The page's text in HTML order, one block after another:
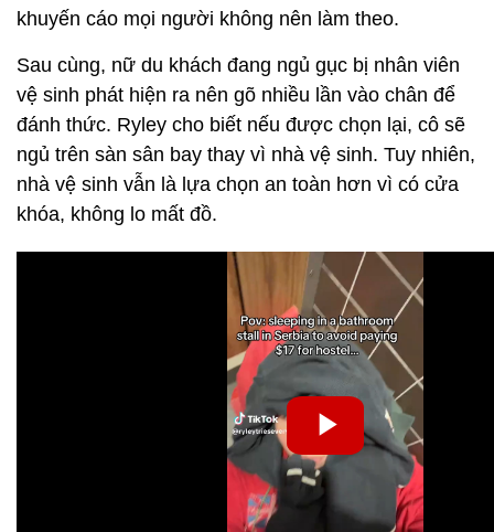
khuyến cáo mọi người không nên làm theo.
Sau cùng, nữ du khách đang ngủ gục bị nhân viên
vệ sinh phát hiện ra nên gõ nhiều lần vào chân để
đánh thức. Ryley cho biết nếu được chọn lại, cô sẽ
ngủ trên sàn sân bay thay vì nhà vệ sinh. Tuy nhiên,
nhà vệ sinh vẫn là lựa chọn an toàn hơn vì có cửa
khóa, không lo mất đồ.